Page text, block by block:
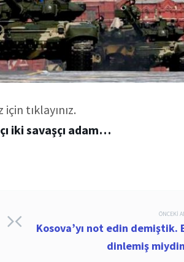
tıklayınız.
iki savaşçı adam…
ÖNCEKI
Kosova’yı not edin demiştik.
dinlemiş